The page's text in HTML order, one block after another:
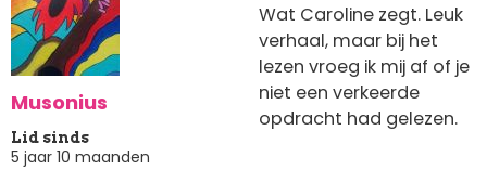
Musonius
Lid sinds
5 jaar 10 maanden
Wat Caroline zegt. Leuk
verhaal, maar bij het
lezen vroeg ik mij af of je
niet een verkeerde
opdracht had gelezen.